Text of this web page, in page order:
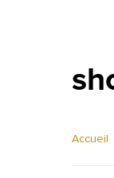
Accueil